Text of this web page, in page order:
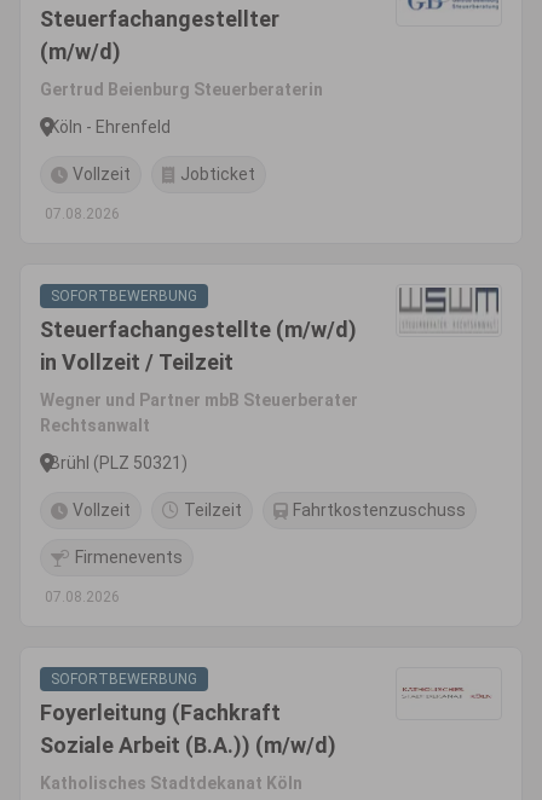
Steuerfachangestellter
(m/w/d)
Gertrud Beienburg Steuerberaterin
Köln - Ehrenfeld
Vollzeit Jobticket
07.08.2026
SOFORTBEWERBUNG
Steuerfachangestellte (m/w/d)
in Vollzeit / Teilzeit
Wegner und Partner mbB Steuerberater
Rechtsanwalt
Brühl (PLZ 50321)
Vollzeit Teilzeit Fahrtkostenzuschuss
Firmenevents
07.08.2026
SOFORTBEWERBUNG
Foyerleitung (Fachkraft
Soziale Arbeit (B.A.)) (m/w/d)
Katholisches Stadtdekanat Köln